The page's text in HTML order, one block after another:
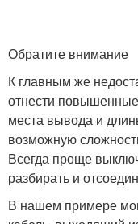
Обратите внимание
К главным же
отнести
места вывода и
возможную
Всегда проще
разбирать и
В нашем примере